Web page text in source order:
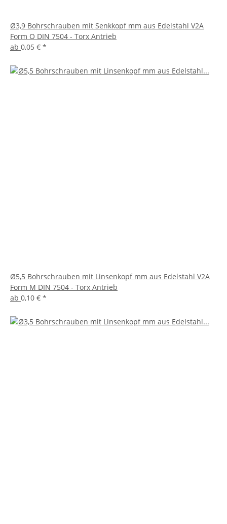
Ø3,9 Bohrschrauben mit Senkkopf mm aus Edelstahl V2A
Form O DIN 7504 - Torx Antrieb
ab 0,05 € *
Ø5,5 Bohrschrauben mit Linsenkopf mm aus Edelstahl V2A
Form M DIN 7504 - Torx Antrieb
ab 0,10 € *